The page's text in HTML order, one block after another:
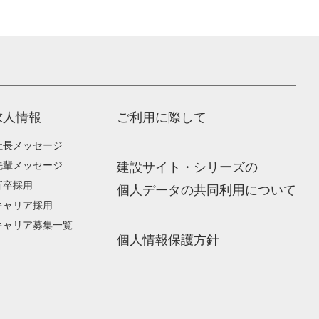
人情報
長メッセージ
輩メッセージ
卒採用
ャリア採用
ャリア募集一覧
ご利用に際して
建設サイト・シリーズの
個人データの共同利用について
個人情報保護方針